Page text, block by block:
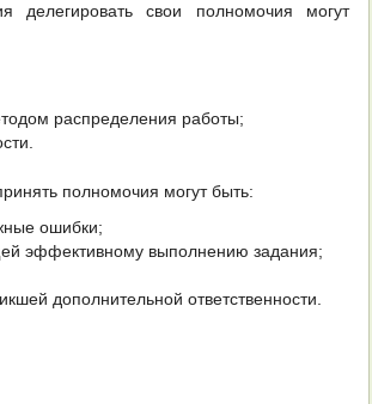
делегировать свои полномочия могут
распределения работы;
полномочия могут быть:
ошибки;
эффективному выполнению задания;
дополнительной ответственности.